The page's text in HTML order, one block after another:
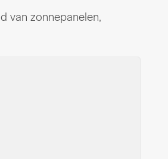
van zonnepanelen,